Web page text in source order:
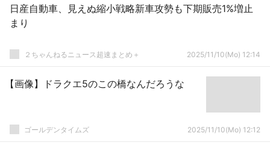
日産自動車、見えぬ縮小戦略新車攻勢も下期販売1%増止
まり
２ちゃんねるニュース超速まとめ＋ 2025/11/10(Mo) 12:14
【画像】ドラクエ5のこの橋なんだろうな
ゴールデンタイムズ 2025/11/10(Mo) 12:12